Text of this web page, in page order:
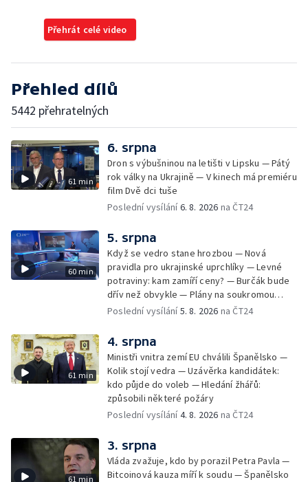
Přehrát celé video
Přehled dílů
5442 přehratelných
61 min
6. srpna
Dron s výbušninou na letišti v Lipsku — Pátý
rok války na Ukrajině — V kinech má premiéru
film Dvě dci tuše
Poslední vysílání6. 8. 2026 na ČT24
60 min
5. srpna
Když se vedro stane hrozbou — Nová
pravidla pro ukrajinské uprchlíky — Levné
potraviny: kam zamíří ceny? — Burčák bude
dřív než obvykle — Plány na soukromou
orbitální stanici
Poslední vysílání5. 8. 2026 na ČT24
61 min
4. srpna
Ministři vnitra zemí EU chválili Španělsko —
Kolik stojí vedra — Uzávěrka kandidátek:
kdo půjde do voleb — Hledání žhářů:
způsobili některé požáry
Poslední vysílání4. 8. 2026 na ČT24
61 min
3. srpna
Vláda zvažuje, kdo by porazil Petra Pavla —
Bitcoinová kauza míří k soudu — Španělsko